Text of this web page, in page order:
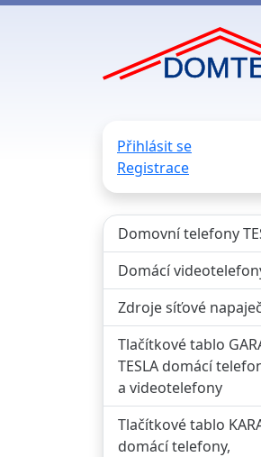
Přihlásit se
Registrace
Domovní telefony
Domácí
Zdroje síťové
Tlačítkové tablo
TESLA domácí
a videotelefony
Tlačítkové tablo
domácí telefony,